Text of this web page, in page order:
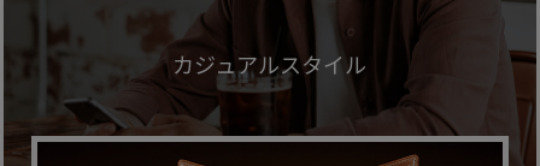
カジュアルスタイル